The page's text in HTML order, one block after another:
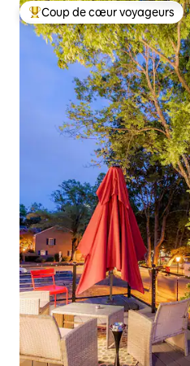
Coups de cœur voyageurs les
Coup de cœur voyageurs